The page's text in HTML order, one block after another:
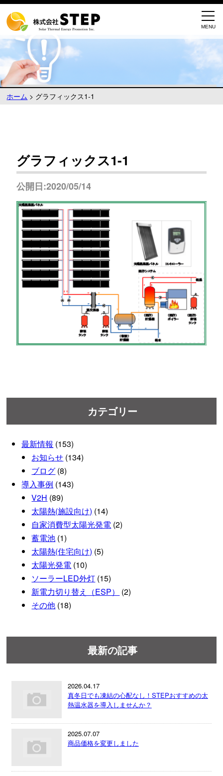
ホーム > グラフィックス1-1
グラフィックス1-1
公開日:2020/05/14
カテゴリー
最新情報 (153)
お知らせ (134)
ブログ (8)
導入事例 (143)
V2H (89)
太陽熱(施設向け) (14)
自家消費型太陽光発電 (2)
蓄電池 (1)
太陽熱(住宅向け) (5)
太陽光発電 (10)
ソーラーLED外灯 (15)
新電力切り替え（ESP）
(2)
その他 (18)
最新の記事
2026.04.17
真冬日でも凍結の心配なし！STEPおすすめの太
熱温水器を導入しませんか？
2025.07.07
商品価格を変更しました